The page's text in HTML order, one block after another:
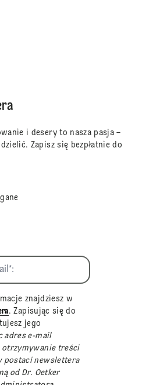
i desery to nasza pasja –
Zapisz się bezpłatnie do
znajdziesz w
. Zapisując się do
jego
adres e-mail
otrzymywanie treści
postaci newslettera
od Dr. Oetker